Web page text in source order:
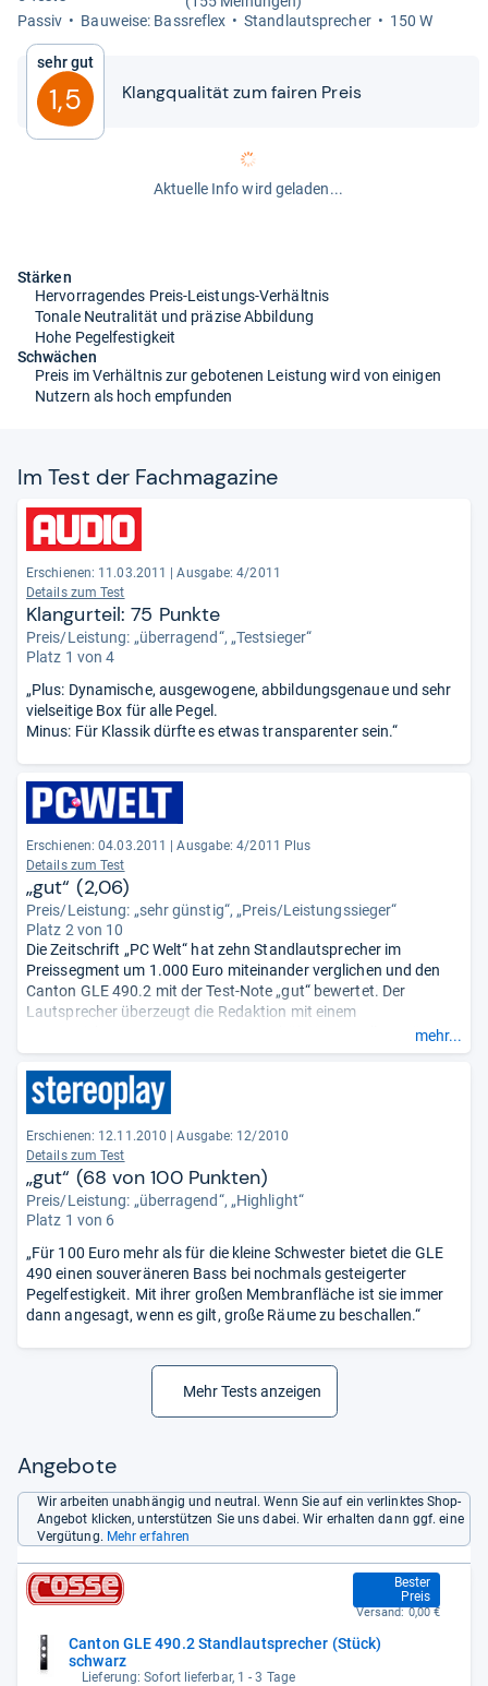
Pas­siv
Bau­weise: Bass­re­flex Stand­laut­spre­cher 150 W
Sehr gut
1,5 Klang­qua­li­tät zum fai­ren Preis
Aktuelle Info wird geladen...
Stärken
Hervorragendes Preis-Leistungs-Verhältnis
Tonale Neutralität und präzise Abbildung
Hohe Pegelfestigkeit
Schwächen
Preis im Verhältnis zur gebotenen Leistung wird von einigen
Nutzern als hoch empfunden
Im Test der Fach­ma­ga­zine
Erschienen: 11.03.2011
Ausgabe: 4/2011
Details zum Test
Klangurteil: 75 Punkte
Preis/Leistung: „überragend“, „Testsieger“
Platz 1 von 4
„Plus: Dynamische, ausgewogene, abbildungsgenaue und sehr
vielseitige Box für alle Pegel.
Minus: Für Klassik dürfte es etwas transparenter sein.“
Erschienen: 04.03.2011
Ausgabe: 4/2011 Plus
Details zum Test
„gut“ (2,06)
Preis/Leistung: „sehr günstig“, „Preis/Leistungssieger“
Platz 2 von 10
Die Zeitschrift „PC Welt“ hat zehn Standlautsprecher im
Preissegment um 1.000 Euro miteinander verglichen und den
Canton GLE 490.2 mit der Test-Note „gut“ bewertet. Der
Lautsprecher überzeugt die Redaktion mit einem
ausgezeichneten Preis-Leistungs-Verhältnis. Vor allem Hörer
moderner Musikrichtungen profitieren von dem recht
ausgewogenen Sound der Box. Lediglich im Tieftonbereich
kommen leichte Schwächen zum Tragen.
Mit seinem annähernd vollkommenen Rundstrahlverhalten, das
Hörgenuss auch garantiert, wenn man sich nicht direkt in
Richtung der Box aufhält, ragt der Lautsprecher in dem Test
heraus. Die insgesamt knackige Wiedergabe und die druckvollen
oberen Bässe ermöglichen ein hochwertiges Hörerlebnis.
passend zur Wohnungseinrichtung ausgewählt werden.
Aufgestellt wird die Box auf Dämpfer-Füßen. Nachteilig sind
laut „PC Welt“ die Lautsprecherklemmen, die nicht CE/IEC-
konform sind.
mehr...
Erschienen: 12.11.2010
Ausgabe: 12/2010
Details zum Test
„gut“ (68 von 100 Punkten)
Preis/Leistung: „überragend“, „Highlight“
Platz 1 von 6
„Für 100 Euro mehr als für die kleine Schwester bietet die GLE
490 einen souveräneren Bass bei nochmals gesteigerter
Pegelfestigkeit. Mit ihrer großen Membranfläche ist sie immer
dann angesagt, wenn es gilt, große Räume zu beschallen.“
Mehr Tests anzeigen
Angebote
Wir arbeiten unabhängig und neutral. Wenn Sie auf ein verlinktes Shop-
Angebot klicken, unterstützen Sie uns dabei. Wir erhalten dann ggf. eine
Vergütung. Mehr erfahren
Canton GLE 490.2 Standlautsprecher (Stück)
schwarz
Lieferung: Sofort lieferbar, 1 - 3 Tage
Bester
Preis
273,90 €
Versand: 0,00 €